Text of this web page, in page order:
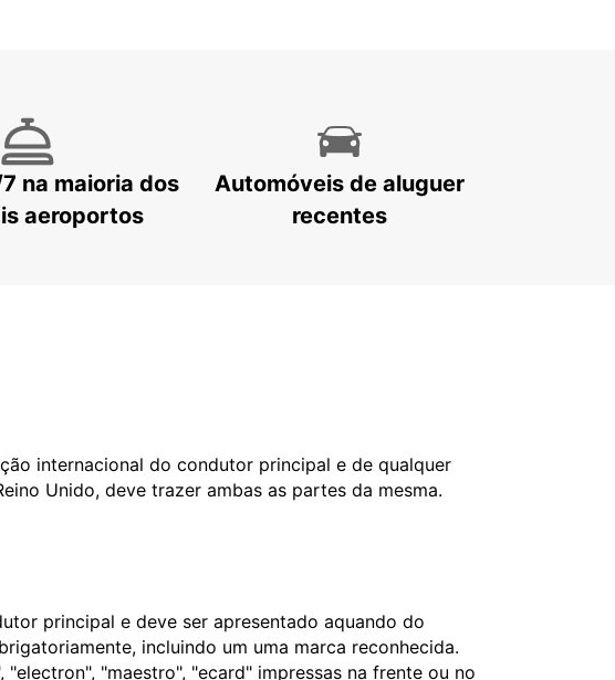
na maioria dos
aeroportos
Automóveis de aluguer
recentes
internacional do condutor principal e de qualquer
Unido, deve trazer ambas as partes da mesma.
principal e deve ser apresentado aquando do
incluindo um uma marca reconhecida.
"maestro", "ecard" impressas na frente ou no